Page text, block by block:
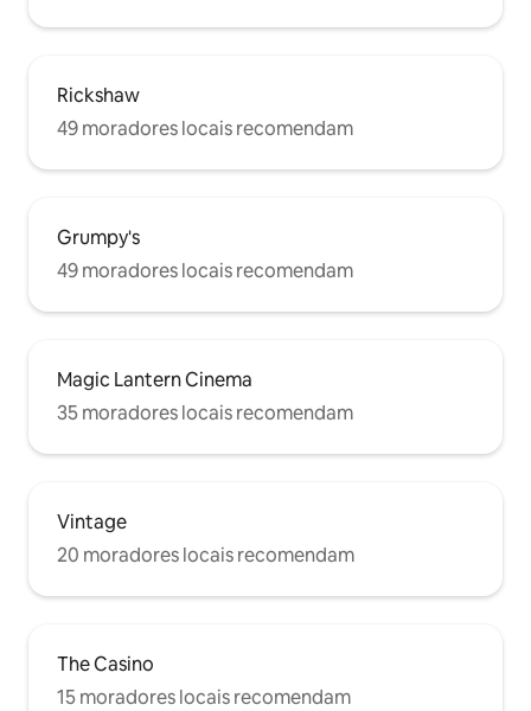
Rickshaw
49 moradores locais recomendam
Grumpy's
49 moradores locais recomendam
Magic Lantern Cinema
35 moradores locais recomendam
Vintage
20 moradores locais recomendam
The Casino
15 moradores locais recomendam